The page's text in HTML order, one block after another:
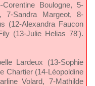
Boulogne, 5-
7-Sandra Margeot, 8-
(12-Alexandra Faucon
(13-Julie Helias 78').
Lardeux (13-Sophie
Chartier (14-Léopoldine
Volard, 7-Mathilde